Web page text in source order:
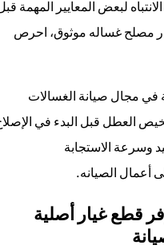
لبعض المعايير المهمة قبل
مصلح غساله موثوق، احرص
في مجال صيانة الغسالات
العطل قبل البدء في الإصلاح
وسرعة الاستجابة
الصيانه.
قطع غيار أصلية